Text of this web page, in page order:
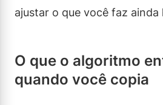
ajustar o que você faz ainda
O que o algoritmo
quando você copia